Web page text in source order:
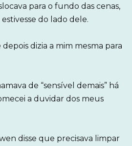
para o fundo das cenas,
do lado dele.
depois dizia a mim mesma para
de “sensível demais” há
a duvidar dos meus
disse que precisava limpar